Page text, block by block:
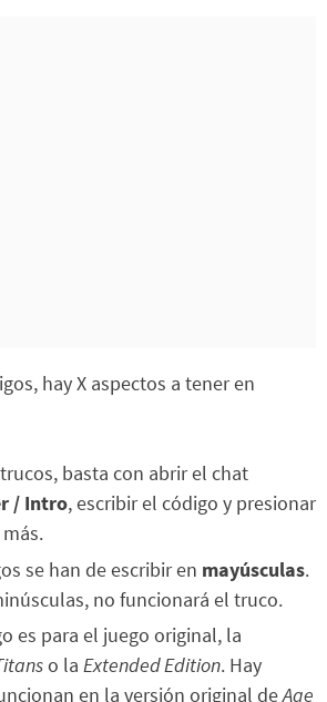
hay X aspectos a tener en
basta con abrir el chat
/ Intro, escribir el código y presionar
se han de escribir en mayúsculas.
no funcionará el truco.
es para el juego original, la
o la Extended Edition. Hay
en la versión original deAge